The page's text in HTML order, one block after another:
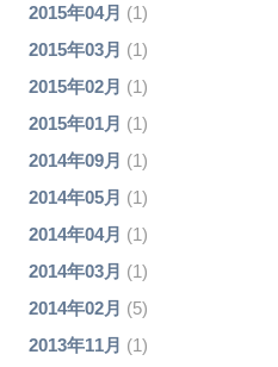
2015年04月 (1)
2015年03月 (1)
2015年02月 (1)
2015年01月 (1)
2014年09月 (1)
2014年05月 (1)
2014年04月 (1)
2014年03月 (1)
2014年02月 (5)
2013年11月 (1)